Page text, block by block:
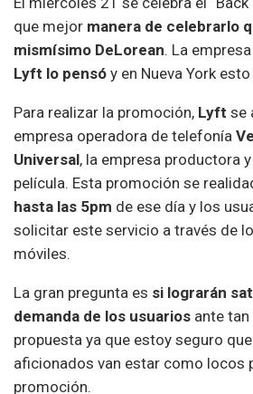
que mejor manera de celebrarlo
mismísimo DeLorean. La
Lyft lo pensó y en Nueva York
Para realizar la promoción, Lyft se
empresa operadora de telefonía
Universal, la empresa productora
película. Esta promoción se
hasta las 5pm de ese día y los
solicitar este servicio a través de
móviles.
La gran pregunta es si lograrán
demanda de los usuarios ante
propuesta ya que estoy seguro
aficionados van estar como locos
promoción.